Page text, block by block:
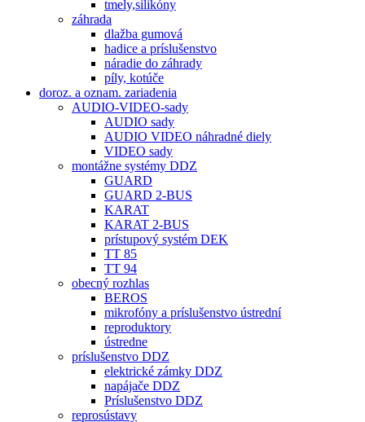
tmely,silikóny
záhrada
dlažba gumová
hadice a príslušenstvo
náradie do záhrady
píly, kotúče
doroz. a oznam. zariadenia
AUDIO-VIDEO-sady
AUDIO sady
AUDIO VIDEO náhradné diely
VIDEO sady
montážne systémy DDZ
GUARD
GUARD 2-BUS
KARAT
KARAT 2-BUS
prístupový systém DEK
TT 85
TT 94
obecný rozhlas
BEROS
mikrofóny a príslušenstvo ústrední
reproduktory
ústredne
príslušenstvo DDZ
elektrické zámky DDZ
napájače DDZ
Príslušenstvo DDZ
reprosústavy